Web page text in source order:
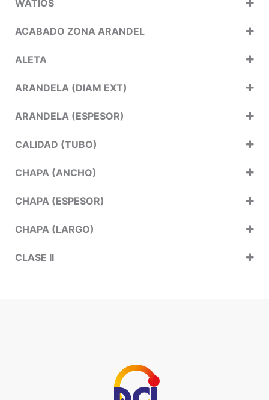
WATIOS
ACABADO ZONA ARANDEL
ALETA
ARANDELA (DIAM EXT)
ARANDELA (ESPESOR)
CALIDAD (TUBO)
CHAPA (ANCHO)
CHAPA (ESPESOR)
CHAPA (LARGO)
CLASE II